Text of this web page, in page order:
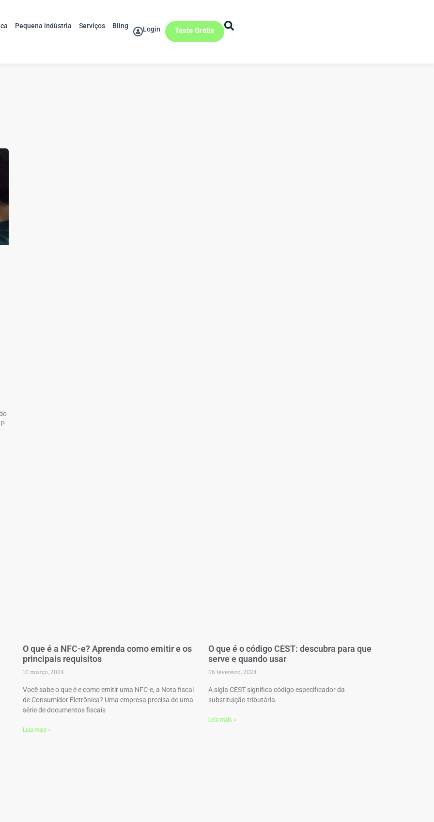
Pequena indústria Serviços Bling Login Teste Grátis
O que é a NFC-e? Aprenda como emitir e os
principais requisitos
10 março, 2024
Você sabe o que é e como emitir uma NFC-e, a Nota fiscal
de Consumidor Eletrônica? Uma empresa precisa de uma
série de documentos fiscais
Leia mais »
O que é o código CEST: descubra para que
serve e quando usar
06 fevereiro, 2024
A sigla CEST significa código especificador da
substituição tributária.
Leia mais »